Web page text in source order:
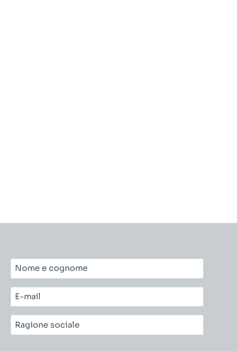
Nome
e
cognome*
E-
mail*
Ragione
sociale*